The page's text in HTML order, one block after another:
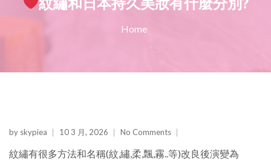
Home
by skypiea 10 3 月, 2026 No Comments
紋繡有很多方法和名稱(紋,繡,柔,飄,霧..等)改良後演變為